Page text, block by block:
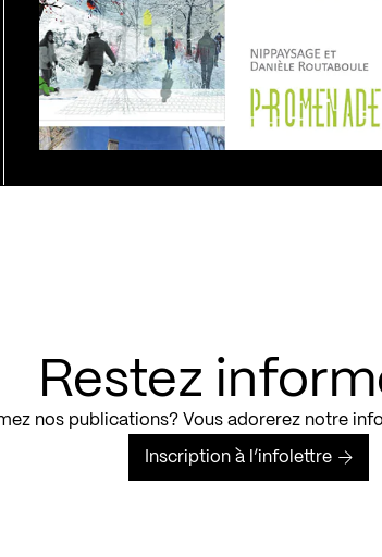
Restez
nos publications? Vous adorerez notre
Inscription à l’infolettre